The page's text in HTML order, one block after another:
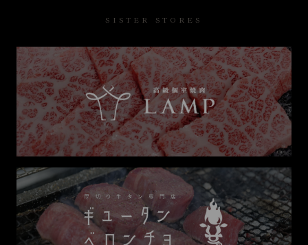
SISTER STORES